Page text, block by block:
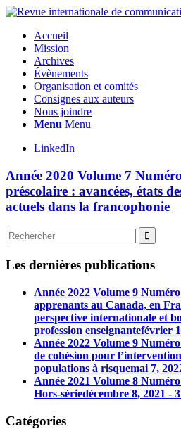
Accueil
Mission
Archives
Évènements
Organisation et comités
Consignes aux auteurs
Nous joindre
Menu Menu
LinkedIn
Année 2020 Volume 7
préscolaire : avancées, états
actuels dans la francophonie
Les dernières publications
Année 2022 Volume 9
apprenants au Canada, en
perspective internationale et
profession enseignantefévrier
Année 2022 Volume 9
de cohésion pour
populations à risquemai 7,
Année 2021 Volume 8
Hors-sériedécembre 8, 2021 -
Catégories